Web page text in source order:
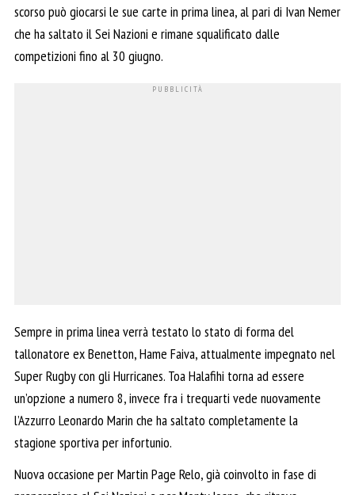
scorso può giocarsi le sue carte in prima linea, al pari di Ivan Nemer
che ha saltato il Sei Nazioni e rimane squalificato dalle
competizioni fino al 30 giugno.
Sempre in prima linea verrà testato lo stato di forma del
tallonatore ex Benetton, Hame Faiva, attualmente impegnato nel
Super Rugby con gli Hurricanes. Toa Halafihi torna ad essere
un’opzione a numero 8, invece fra i trequarti vede nuovamente
l’Azzurro Leonardo Marin che ha saltato completamente la
stagione sportiva per infortunio.
Nuova occasione per Martin Page Relo, già coinvolto in fase di